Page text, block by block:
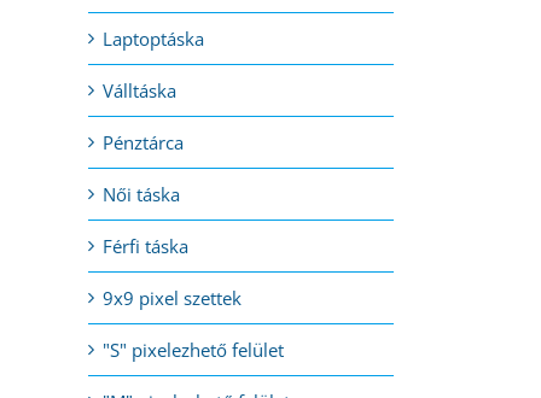
Laptoptáska
Válltáska
Pénztárca
Női táska
Férfi táska
9x9 pixel szettek
"S" pixelezhető felület